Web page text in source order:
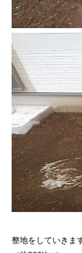
整地をしていきま